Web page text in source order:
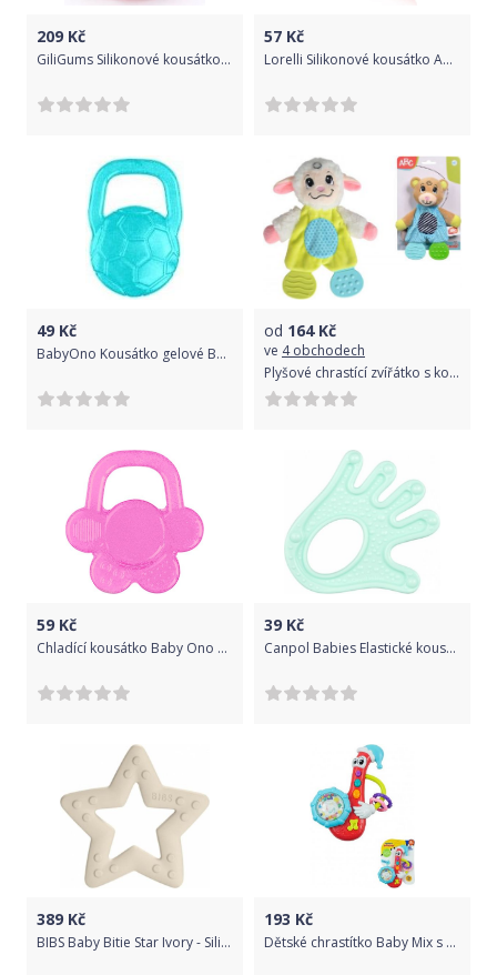
209 Kč
GiliGums Silikonové kousátko Míček, Dino - růžové
57 Kč
Lorelli Silikonové kousátko Apple Red 2021
49 Kč
BabyOno Kousátko gelové Baby Ono Míč - modré/tyrkysové
od 164Kč
ve 4 obchodech
Plyšové chrastící zvířátko s kousátkem 20 cm, 2 druhy
59 Kč
Chladící kousátko Baby Ono Květinka růžová
39 Kč
Canpol Babies Elastické kousátko - různé tvary, mátová/zelená
389 Kč
BIBS Baby Bitie Star Ivory - Silikonové kousátko Hvězdička - bílá
193 Kč
Dětské chrastítko Baby Mix s melodií saxofon červený, Červená